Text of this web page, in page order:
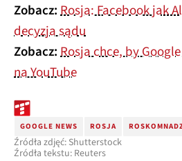
Zobacz:Rosja: Facebook jak
decyzja sądu
Zobacz:Rosja chce, by
na YouTube
GOOGLE NEWS ROSJA
Źródła zdjęć: Shutterstock
Źródła tekstu: Reuters